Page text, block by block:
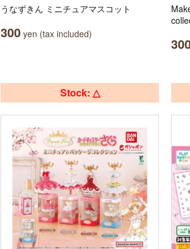
うなずきん ミニチュアマスコット
300 yen (tax included)
Stock: △